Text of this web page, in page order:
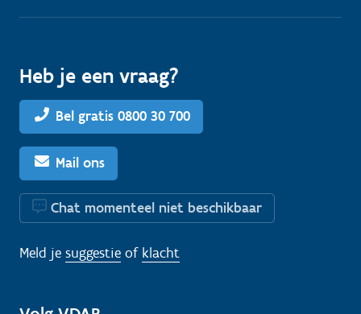
Heb je een vraag?
Bel gratis 0800 30 700
Mail ons
Chat momenteel niet beschikbaar
Meld je suggestie of klacht